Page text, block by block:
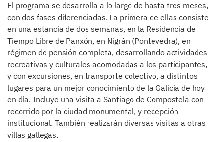
El programa se desarrolla a lo largo de hasta tres meses,
con dos fases diferenciadas. La primera de ellas consiste
en una estancia de dos semanas, en la Residencia de
Tiempo Libre de Panxón, en Nigrán (Pontevedra), en
régimen de pensión completa, desarrollando actividades
recreativas y culturales acomodadas a los participantes,
y con excursiones, en transporte colectivo, a distintos
lugares para un mejor conocimiento de la Galicia de hoy
en día. Incluye una visita a Santiago de Compostela con
recorrido por la ciudad monumental, y recepción
institucional. También realizarán diversas visitas a otras
villas gallegas.